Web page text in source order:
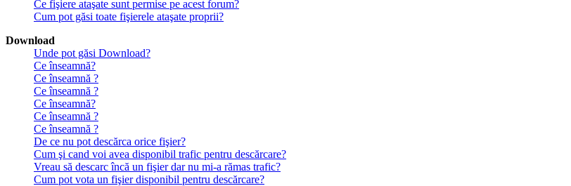
Ce fişiere ataşate sunt permise pe acest forum?
Cum pot găsi toate fişierele ataşate proprii?
Download
Unde pot găsi Download?
Ce înseamnă?
Ce înseamnă ?
Ce înseamnă ?
Ce înseamnă?
Ce înseamnă ?
Ce înseamnă ?
De ce nu pot descărca orice fişier?
Cum şi cand voi avea disponibil trafic pentru descărcare?
Vreau să descarc încă un fişier dar nu mi-a rămas trafic?
Cum pot vota un fişier disponibil pentru descărcare?